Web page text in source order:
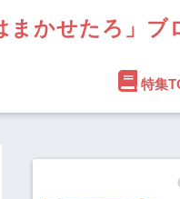
まかせたろ」ブ
特集